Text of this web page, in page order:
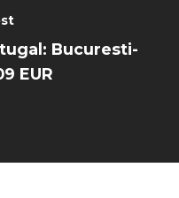
Bucuresti-
EUR